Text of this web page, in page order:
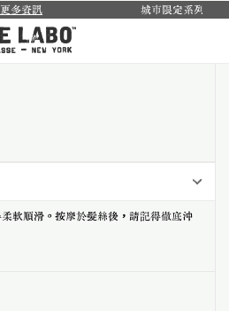
城市限定系列回來了...探索禮盒於8
軟順滑。按摩於髮絲後，請記得徹底沖